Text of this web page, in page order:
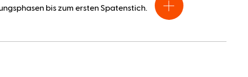
bis zum ersten Spatenstich.